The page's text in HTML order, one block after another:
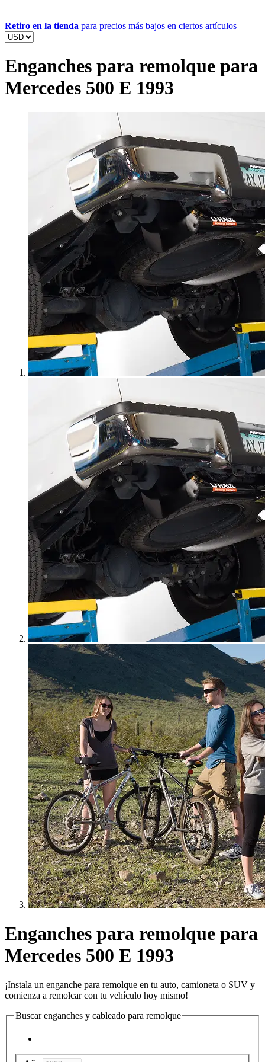
Retiro en la tienda para precios más bajos en ciertos artículos
Enganches para remolque para
Mercedes 500 E 1993
Enganches para remolque para
Mercedes 500 E 1993
¡Instala un enganche para remolque en tu auto, camioneta o SUV y
comienza a remolcar con tu vehículo hoy mismo!
Buscar enganches y cableado para remolque